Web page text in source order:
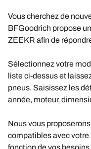
Vous cherchez de
BFGoodrich propose
ZEEKR afin de
Sélectionnez votre
liste ci-dessus et
pneus. Saisissez les
année, moteur,
Nous vous
compatibles avec